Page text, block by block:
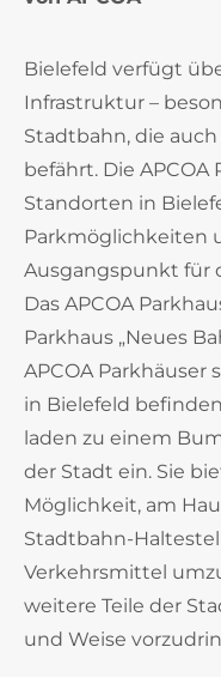
Bielefeld verfügt
Infrastruktur –
Stadtbahn, die
befährt. Die
Standorten in
Parkmöglichkeiten
Ausgangspunkt für
Das APCOA
Parkhaus „Neues
APCOA Parkhäuser
in Bielefeld
laden zu einem
der Stadt ein. Sie
Möglichkeit, am
Stadtbahn-
Verkehrsmittel
weitere Teile der
und Weise